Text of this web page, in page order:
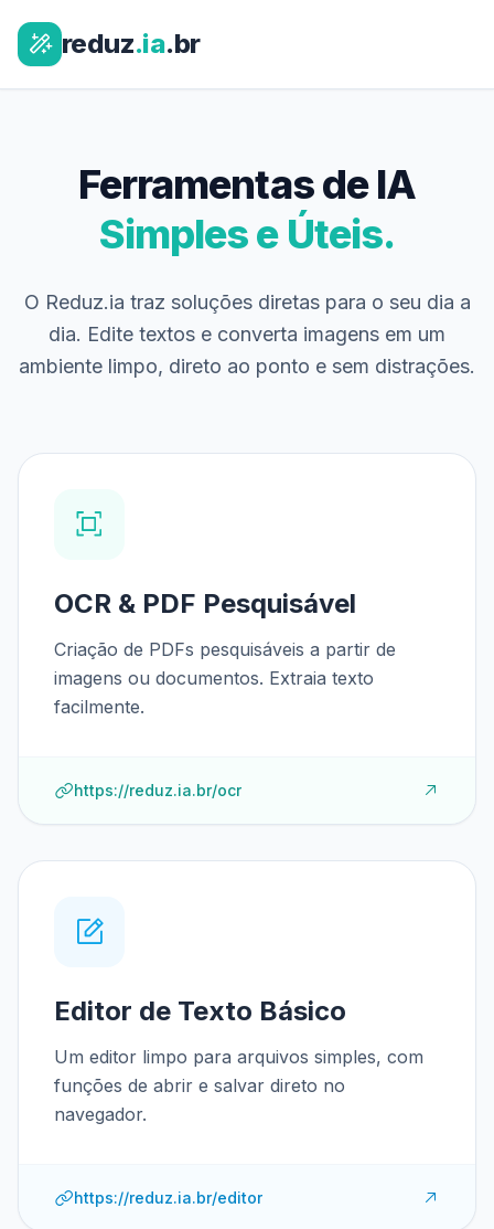
reduz.ia.br
Ferramentas de IA
Simples e Úteis.
O Reduz.ia traz soluções diretas para o seu dia a
dia. Edite textos e converta imagens em um
ambiente limpo, direto ao ponto e sem distrações.
OCR & PDF Pesquisável
Criação de PDFs pesquisáveis a partir de
imagens ou documentos. Extraia texto
facilmente.
https://reduz.ia.br/ocr
Editor de Texto Básico
Um editor limpo para arquivos simples, com
funções de abrir e salvar direto no
navegador.
https://reduz.ia.br/editor